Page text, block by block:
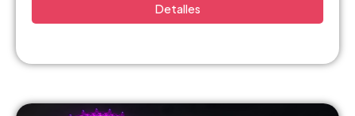
Detalles